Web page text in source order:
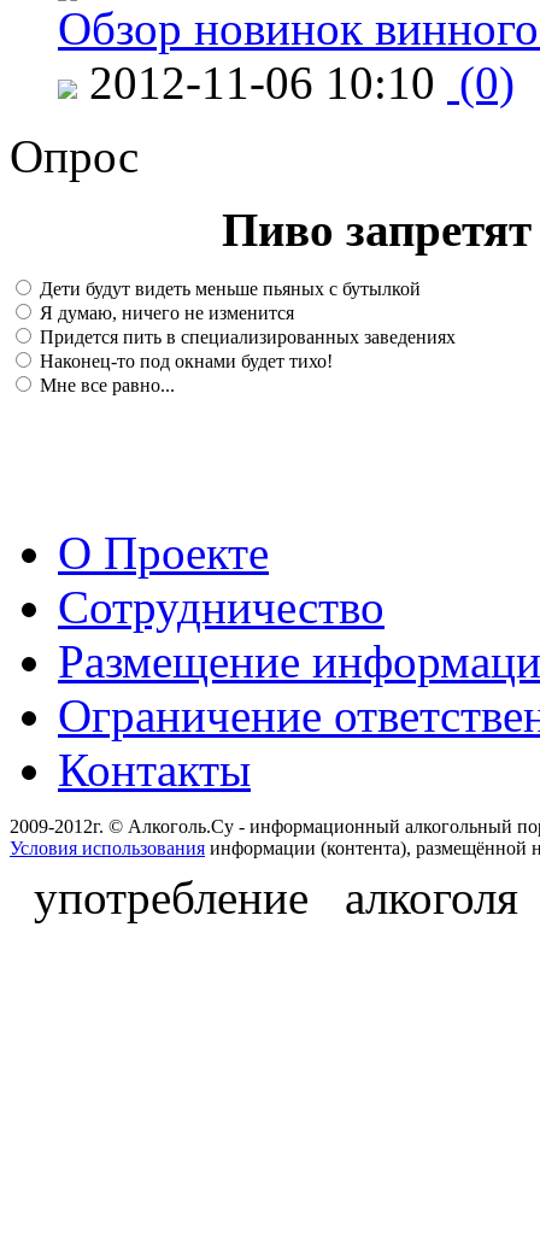
Обзор новинок
2012-11-06 10:10 (0)
Опрос
Пиво
Дети будут видеть меньше пьяных с бутылкой
Я думаю, ничего не изменится
Придется пить в специализированных заведениях
Наконец-то под окнами будет тихо!
Мне все равно...
О Проекте
Сотрудничество
Размещение
Ограничение
Контакты
2009-2012г. © Алкоголь.Су - информационный алкогольный
Условия использования информации (контента), размещённой
употребление